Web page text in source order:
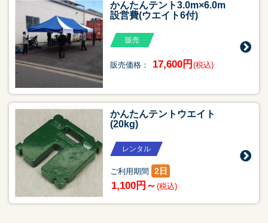
かんたんテント3.0m×6.0m
設営費(ウエイト6付)
販売
販売価格： 17,600円(税込)
かんたんテントウエイト
(20kg)
レンタル
ご利用期間 2日
1,100円～ (税込)